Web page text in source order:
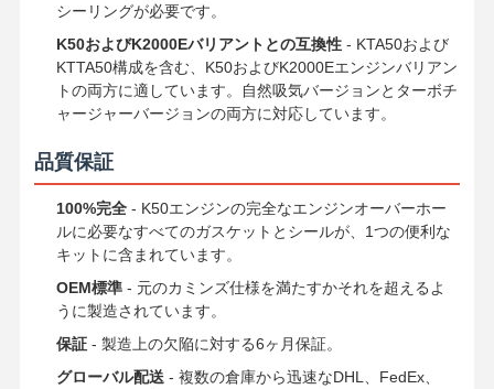
シーリングが必要です。
K50およびK2000Eバリアントとの互換性- KTA50および
KTTA50構成を含む、K50およびK2000Eエンジンバリアン
トの両方に適しています。自然吸気バージョンとターボチ
ャージャーバージョンの両方に対応しています。
品質保証
100%完全- K50エンジンの完全なエンジンオーバーホー
ルに必要なすべてのガスケットとシールが、1つの便利な
キットに含まれています。
OEM標準- 元のカミンズ仕様を満たすかそれを超えるよ
うに製造されています。
保証- 製造上の欠陥に対する6ヶ月保証。
グローバル配送- 複数の倉庫から迅速なDHL、FedEx、